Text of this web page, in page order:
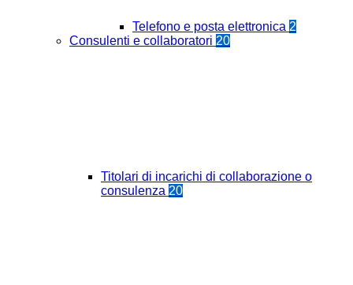
Telefono e posta elettronica 2
Consulenti e collaboratori 20
Titolari di incarichi di collaborazione o
consulenza 20